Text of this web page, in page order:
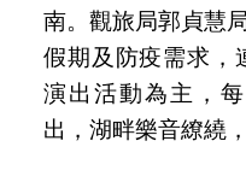
南。觀旅局郭貞慧
假期及防疫需求，
演出活動為主，
出，湖畔樂音繚繞